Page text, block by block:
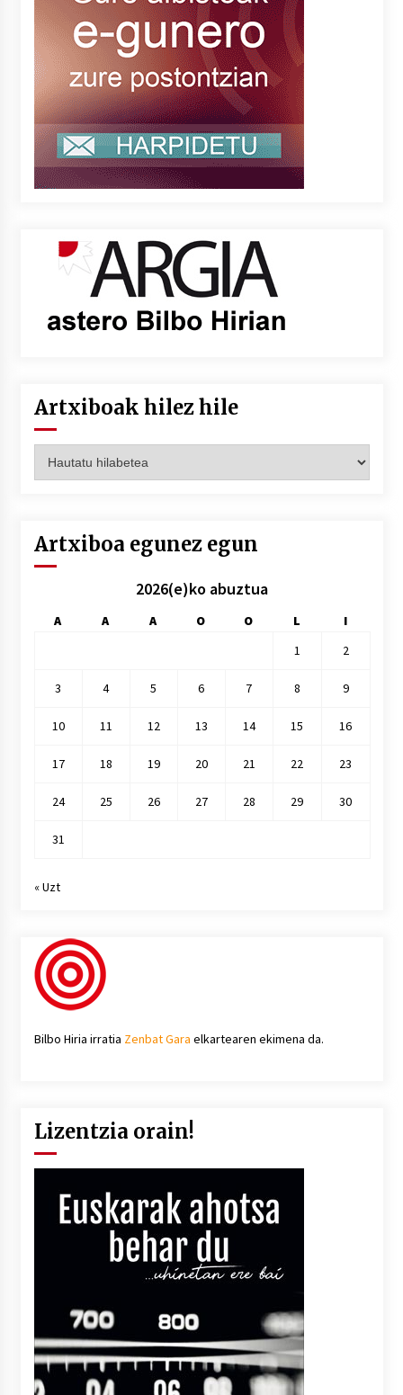
Artxiboak hilez hile
hilez
Artxiboa egunez egun
2026(e)ko abuztua
A A A O O L
I
1
2
3 4 5 6 7 8 9
10 11 12 13 14 15 16
17 18 19 20 21 22 23
24 25 26 27 28 29 30
31
« Uzt
Bilbo Hiria irratia Zenbat Gara elkartearen ekimena da.
Lizentzia orain!